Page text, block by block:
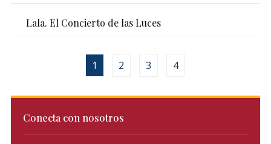
Conecta con nosotros
Lala. El Concierto de las Luces
1 2 3 4